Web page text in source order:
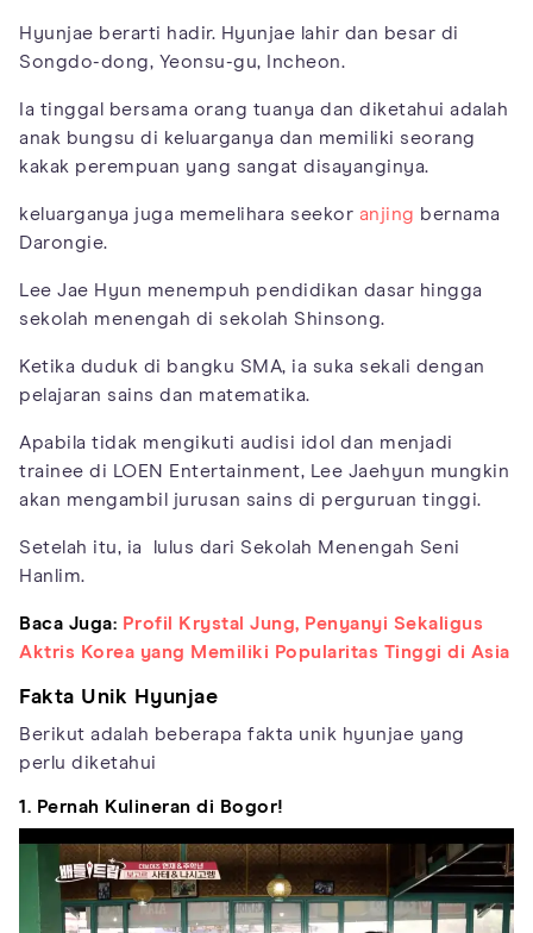
Hyunjae berarti hadir. Hyunjae lahir dan besar di
Songdo-dong, Yeonsu-gu, Incheon.
Ia tinggal bersama orang tuanya dan diketahui adalah
anak bungsu di keluarganya dan memiliki seorang
kakak perempuan yang sangat disayanginya.
keluarganya juga memelihara seekor anjing bernama
Darongie.
Lee Jae Hyun menempuh pendidikan dasar hingga
sekolah menengah di sekolah Shinsong.
Ketika duduk di bangku SMA, ia suka sekali dengan
pelajaran sains dan matematika.
Apabila tidak mengikuti audisi idol dan menjadi
trainee di LOEN Entertainment, Lee Jaehyun mungkin
akan mengambil jurusan sains di perguruan tinggi.
Setelah itu, ia lulus dari Sekolah Menengah Seni
Hanlim.
Baca Juga: Profil Krystal Jung, Penyanyi Sekaligus
Aktris Korea yang Memiliki Popularitas Tinggi di Asia
Fakta Unik Hyunjae
Berikut adalah beberapa fakta unik hyunjae yang
perlu diketahui
1. Pernah Kulineran di Bogor!